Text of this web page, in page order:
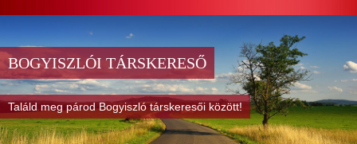
BOGYISZLÓI TÁRSKERESŐ
Találd meg párod Bogyiszló társkeresői között!